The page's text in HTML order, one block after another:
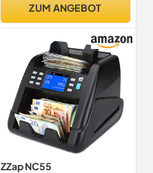
ZUM ANGEBOT
ZZap NC55